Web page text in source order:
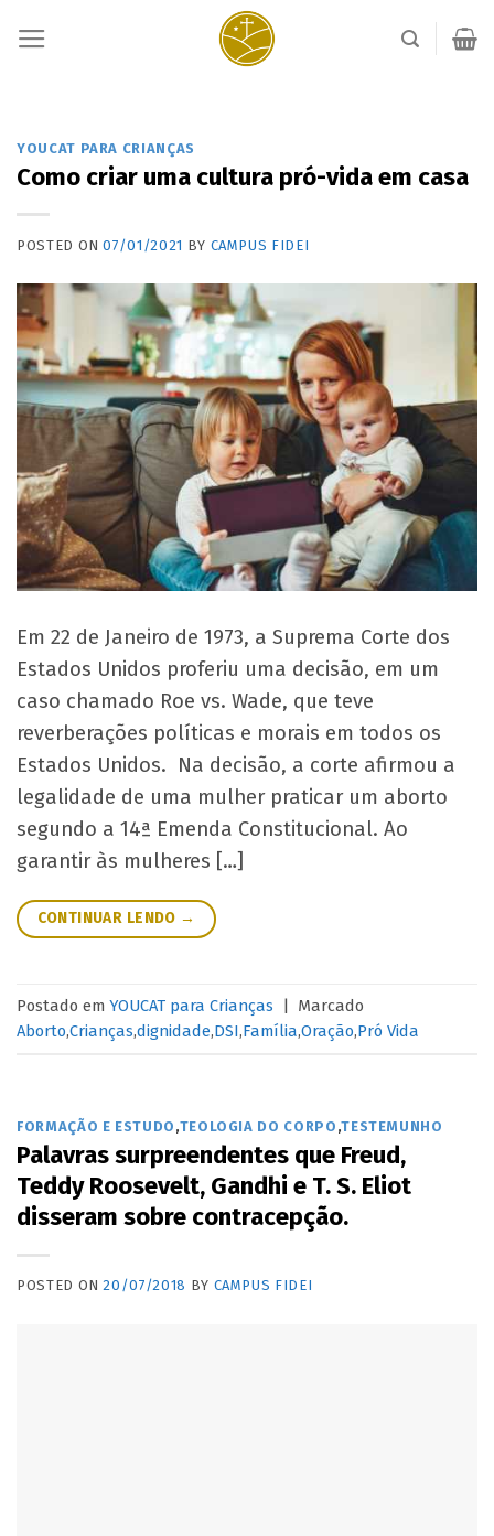
YOUCAT PARA CRIANÇAS
Como criar uma cultura pró-vida em casa
POSTED ON07/01/2021 BY CAMPUS FIDEI
Em 22 de Janeiro de 1973, a Suprema Corte dos
Estados Unidos proferiu uma decisão, em um
caso chamado Roe vs. Wade, que teve
reverberações políticas e morais em todos os
Estados Unidos. Na decisão, a corte afirmou a
legalidade de uma mulher praticar um aborto
segundo a 14ª Emenda Constitucional. Ao
garantir às mulheres […]
CONTINUAR LENDO →
Postado em YOUCAT para Crianças |
Marcado
Aborto,Crianças,dignidade,DSI,Família,Oração,Pró Vida
FORMAÇÃO E ESTUDO ,TEOLOGIA DO CORPO ,TESTEMUNHO
Palavras surpreendentes que Freud,
Teddy Roosevelt, Gandhi e T. S. Eliot
disseram sobre contracepção.
POSTED ON20/07/2018 BY CAMPUS FIDEI